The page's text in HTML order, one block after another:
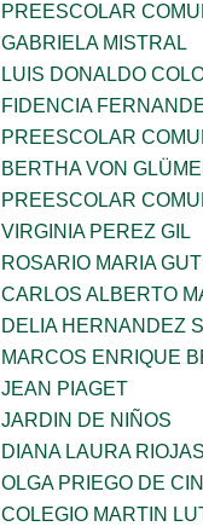
PREESCOLAR
GABRIELA MISTRAL
LUIS DONALDO
FIDENCIA
PREESCOLAR
BERTHA VON
PREESCOLAR
VIRGINIA PEREZ GIL
ROSARIO MARIA
CARLOS ALBERTO
DELIA HERNANDEZ
MARCOS ENRIQUE
JEAN PIAGET
JARDIN DE NIÑOS
DIANA LAURA
OLGA PRIEGO DE
COLEGIO MARTIN